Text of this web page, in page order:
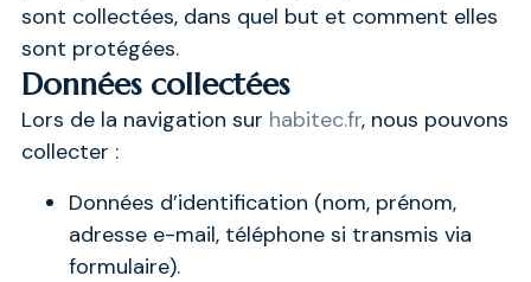
sont collectées, dans quel but et comment elles
sont protégées.
Données collectées
Lors de la navigation sur habitec.fr, nous pouvons
collecter :
Données d’identification (nom, prénom,
adresse e-mail, téléphone si transmis via
formulaire).